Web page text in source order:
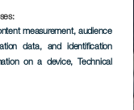
measurement, audience
data, and identification
on a device, Technical